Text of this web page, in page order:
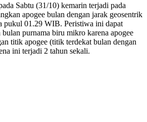
Sabtu (31/10) kemarin terjadi pada
apogee bulan dengan jarak geosentrik
pukul 01.29 WIB. Peristiwa ini dapat
purnama biru mikro karena apogee
titik apogee (titik terdekat bulan dengan
ini terjadi 2 tahun sekali.